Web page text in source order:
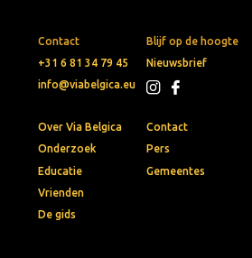
Contact
+31 6 81 34 79 45
info@viabelgica.eu
Blijf op de hoogte
Nieuwsbrief
Over Via Belgica
Onderzoek
Educatie
Vrienden
De gids
Contact
Pers
Gemeentes